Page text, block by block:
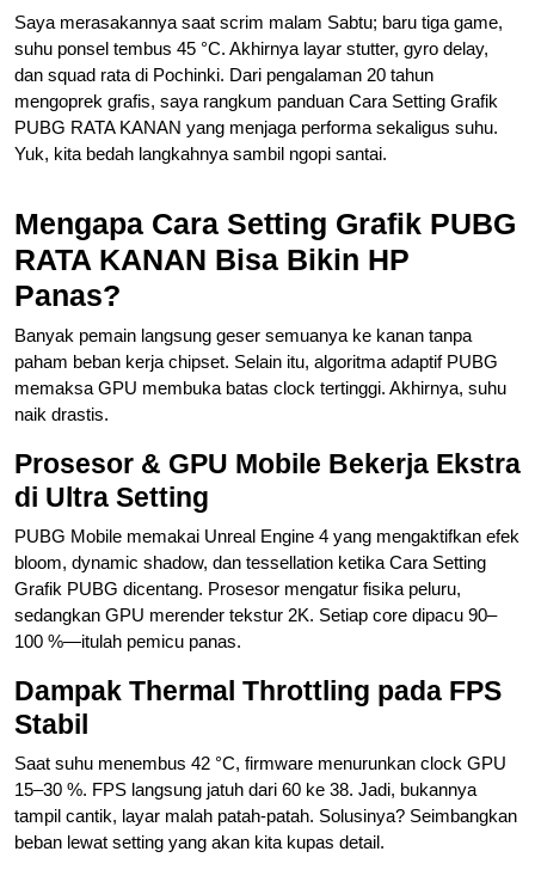
Saya merasakannya saat scrim malam Sabtu; baru tiga game,
suhu ponsel tembus 45 °C. Akhirnya layar stutter, gyro delay,
dan squad rata di Pochinki. Dari pengalaman 20 tahun
mengoprek grafis, saya rangkum panduan Cara Setting Grafik
PUBG RATA KANAN yang menjaga performa sekaligus suhu.
Yuk, kita bedah langkahnya sambil ngopi santai.
Mengapa Cara Setting Grafik PUBG
RATA KANAN Bisa Bikin HP
Panas?
Banyak pemain langsung geser semuanya ke kanan tanpa
paham beban kerja chipset. Selain itu, algoritma adaptif PUBG
memaksa GPU membuka batas clock tertinggi. Akhirnya, suhu
naik drastis.
Prosesor & GPU Mobile Bekerja Ekstra
di Ultra Setting
PUBG Mobile memakai Unreal Engine 4 yang mengaktifkan efek
bloom, dynamic shadow, dan tessellation ketika Cara Setting
Grafik PUBG dicentang. Prosesor mengatur fisika peluru,
sedangkan GPU merender tekstur 2K. Setiap core dipacu 90–
100 %—itulah pemicu panas.
Dampak Thermal Throttling pada FPS
Stabil
Saat suhu menembus 42 °C, firmware menurunkan clock GPU
15–30 %. FPS langsung jatuh dari 60 ke 38. Jadi, bukannya
tampil cantik, layar malah patah-patah. Solusinya? Seimbangkan
beban lewat setting yang akan kita kupas detail.